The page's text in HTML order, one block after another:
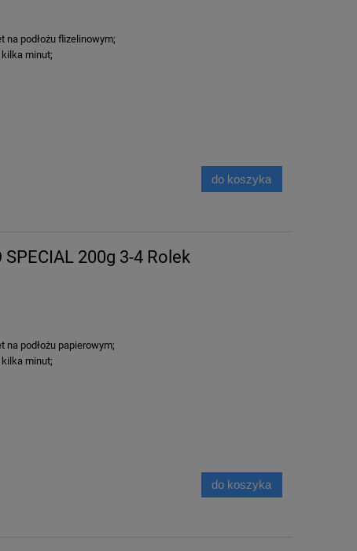
na podłożu flizelinowym;
minut;
do koszyka
SPECIAL 200g 3-4 Rolek
podłożu papierowym;
minut;
do koszyka